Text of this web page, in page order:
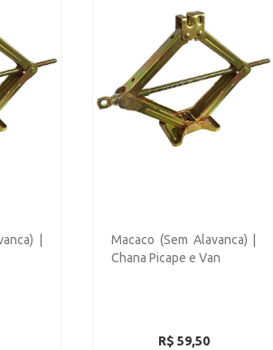
|
Macaco (Sem Alavanca) |
Chana Picape e Van
R$ 59,50